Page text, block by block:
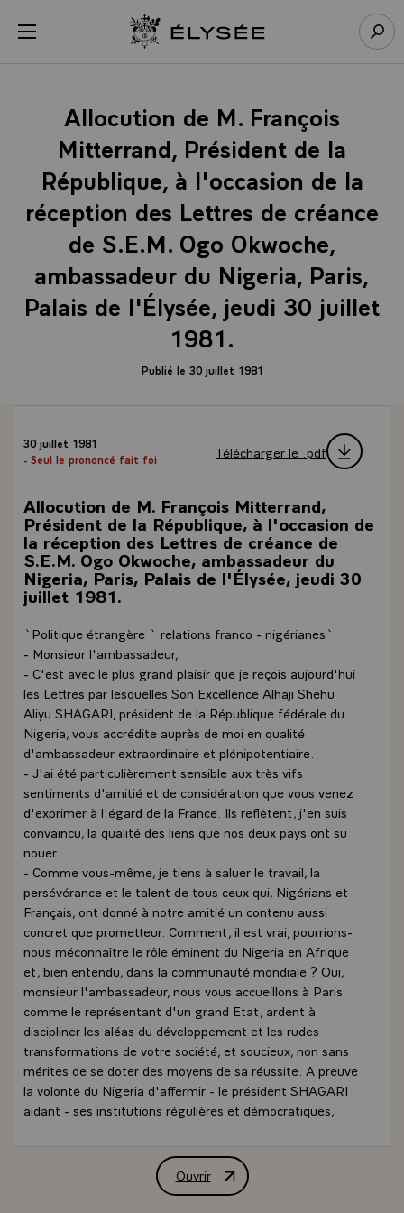
menu Retour à l’accueil Élysée
Allocution de M. François
Mitterrand, Président de la
République, à l'occasion de la
réception des Lettres de créance
de S.E.M. Ogo Okwoche,
ambassadeur du Nigeria, Paris,
Palais de l'Élysée, jeudi 30 juillet
1981.
Publié le 30 juillet 1981
30 juillet 1981
- Seul le prononcé fait foi
Télécharger le .pdf
Allocution de M. François Mitterrand,
Président de la République, à l'occasion de
la réception des Lettres de créance de
S.E.M. Ogo Okwoche, ambassadeur du
Nigeria, Paris, Palais de l'Élysée, jeudi 30
juillet 1981.
`Politique étrangère ` relations franco - nigérianes`
- Monsieur l'ambassadeur,
- C'est avec le plus grand plaisir que je reçois aujourd'hui
les Lettres par lesquelles Son Excellence Alhaji Shehu
Aliyu SHAGARI, président de la République fédérale du
Nigeria, vous accrédite auprès de moi en qualité
d'ambassadeur extraordinaire et plénipotentiaire.
- J'ai été particulièrement sensible aux très vifs
sentiments d'amitié et de considération que vous venez
d'exprimer à l'égard de la France. Ils reflètent, j'en suis
convaincu, la qualité des liens que nos deux pays ont su
nouer.
- Comme vous-même, je tiens à saluer le travail, la
persévérance et le talent de tous ceux qui, Nigérians et
Français, ont donné à notre amitié un contenu aussi
concret que prometteur. Comment, il est vrai, pourrions-
nous méconnaître le rôle éminent du Nigeria en Afrique
et, bien entendu, dans la communauté mondiale ? Oui,
monsieur l'ambassadeur, nous vous accueillons à Paris
comme le représentant d'un grand Etat, ardent à
discipliner les aléas du développement et les rudes
transformations de votre société, et soucieux, non sans
mérites de se doter des moyens de sa réussite. A preuve
la volonté du Nigeria d'affermir - le président SHAGARI
aidant - ses institutions régulières et démocratiques,
mais, au-delà, sur les nations d'autres cultures. Tels sont
les atouts dont votre pays entend disposer pour marquer
Ouvrir
Allocution de M. François Mitterrand,
Panneau de gestion des cookies